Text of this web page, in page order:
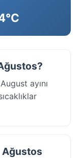
ayını
Ağustos